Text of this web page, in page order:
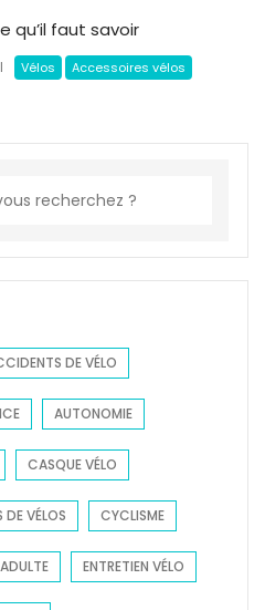
qu’il faut savoir
Vélos Accessoires vélos
DE VÉLO
AUTONOMIE
CASQUE VÉLO
DE VÉLOS CYCLISME
ENTRETIEN VÉLO